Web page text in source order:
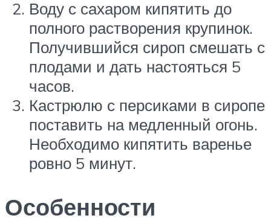
Воду с сахаром кипятить до
полного растворения крупинок.
Получившийся сироп смешать с
плодами и дать настояться 5
часов.
Кастрюлю с персиками в сиропе
поставить на медленный огонь.
Необходимо кипятить варенье
ровно 5 минут.
Особенности